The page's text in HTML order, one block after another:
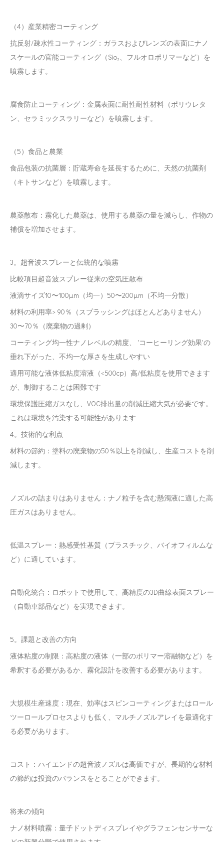
（4）産業精密コーティング
抗反射/疎水性コーティング：ガラスおよびレンズの表面にナノ
スケールの官能コーティング（Sio₂、フルオロポリマーなど）を
噴霧します。
腐食防止コーティング：金属表面に耐性耐性材料（ポリウレタ
ン、セラミックスラリーなど）を噴霧します。
（5）食品と農業
食品包装の抗菌層：貯蔵寿命を延長するために、天然の抗菌剤
（キトサンなど）を噴霧します。
農薬散布：霧化した農薬は、使用する農薬の量を減らし、作物の
補償を増加させます。
3。超音波スプレーと伝統的な噴霧
比較項目超音波スプレー従来の空気圧散布
液滴サイズ10〜100μm（均一）50〜200μm（不均一分散）
材料の利用率> 90％（スプラッシングはほとんどありません）
30〜70％（廃棄物の過剰）
コーティング均一性ナノレベルの精度、 'コーヒーリング効果'の
垂れ下がった、不均一な厚さを生成しやすい
適用可能な液体低粘度溶液（<500cp）高/低粘度を使用できます
が、制御することは困難です
環境保護圧縮ガスなし、VOC排出量の削減圧縮大気が必要です。
これは環境を汚染する可能性があります
4。技術的な利点
材料の節約：塗料の廃棄物の50％以上を削減し、生産コストを削
減します。
ノズルの詰まりはありません：ナノ粒子を含む懸濁液に適した高
圧ガスはありません。
低温スプレー：熱感受性基質（プラスチック、バイオフィルムな
ど）に適しています。
自動化統合：ロボットで使用して、高精度の3D曲線表面スプレー
（自動車部品など）を実現できます。
5。課題と改善の方向
液体粘度の制限：高粘度の液体（一部のポリマー溶融物など）を
希釈する必要があるか、霧化設計を改善する必要があります。
大規模生産速度：現在、効率はスピンコーティングまたはロール
ツーロールプロセスよりも低く、マルチノズルアレイを最適化す
る必要があります。
コスト：ハイエンドの超音波ノズルは高価ですが、長期的な材料
の節約は投資のバランスをとることができます。
将来の傾向
ナノ材料噴霧：量子ドットディスプレイやグラフェンセンサーな